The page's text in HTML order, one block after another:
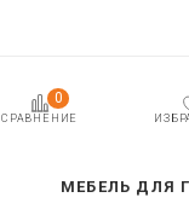
СРАВНЕНИЕ
0
МЕБЕЛЬ ДЛЯ